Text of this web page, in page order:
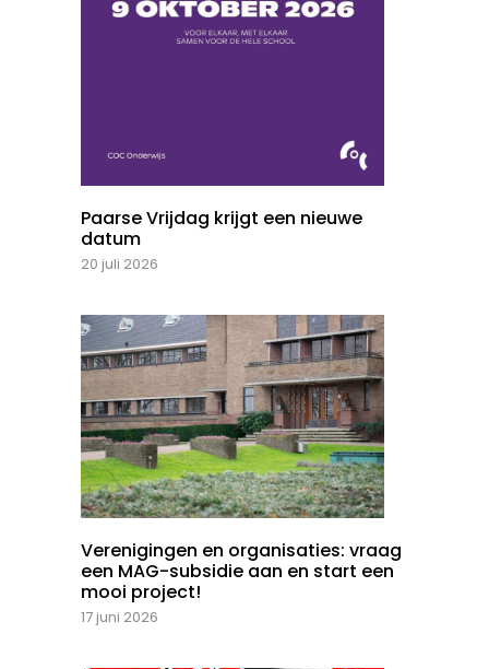
Paarse Vrijdag krijgt een nieuwe
datum
20 juli 2026
Verenigingen en organisaties: vraag
een MAG-subsidie aan en start een
mooi project!
17 juni 2026